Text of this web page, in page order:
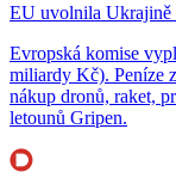
EU uvolnila Ukrajině
Evropská komise
miliardy Kč). Peníze
nákup dronů, raket,
letounů Gripen.